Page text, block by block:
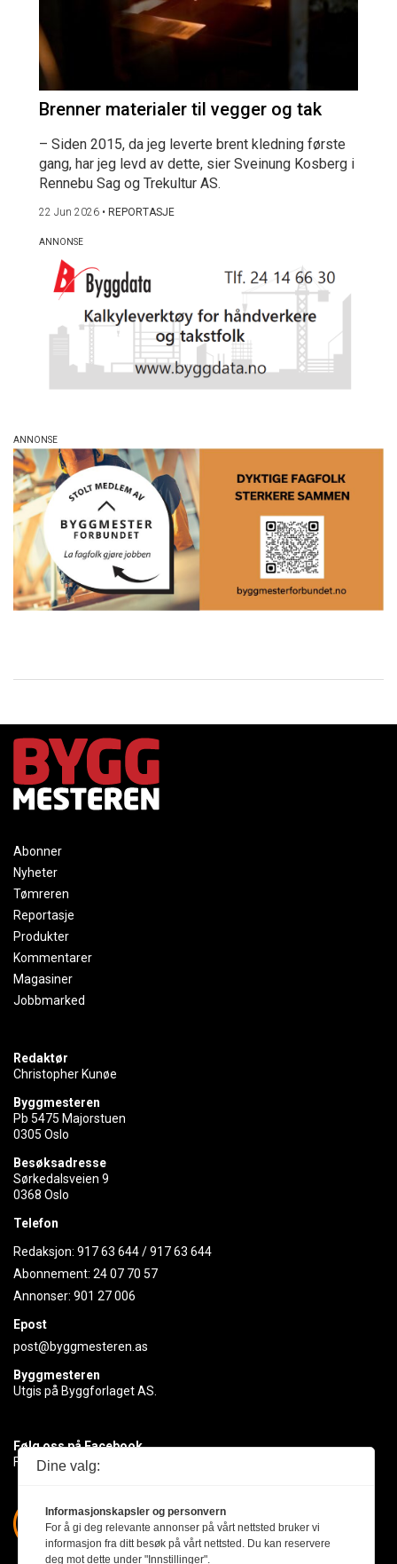
Brenner materialer til vegger og tak
– Siden 2015, da jeg leverte brent kledning første
gang, har jeg levd av dette, sier Sveinung Kosberg i
Rennebu Sag og Trekultur AS.
22 Jun 2026 • REPORTASJE
Abonner
Nyheter
Tømreren
Reportasje
Produkter
Kommentarer
Magasiner
Jobbmarked
Redaktør
Christopher Kunøe
Byggmesteren
Pb 5475 Majorstuen
0305 Oslo
Besøksadresse
Sørkedalsveien 9
0368 Oslo
Telefon
Redaksjon: 917 63 644/917 63 644
Abonnement: 24 07 70 57
Annonser: 901 27 006
Epost
post@byggmesteren.as
Byggmesteren
Utgis på Byggforlaget AS.
Følg oss på Facebook
Få med deg det siste innen byggebransjen
Dine valg:
Informasjonskapsler og personvern
For å gi deg relevante annonser på vårt nettsted bruker vi
informasjon fra ditt besøk på vårt nettsted. Du kan reservere
deg mot dette under "Innstillinger".